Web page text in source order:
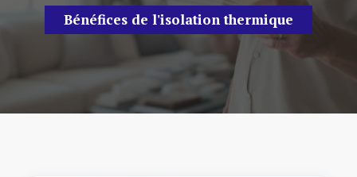
Bénéfices de l'isolation thermique